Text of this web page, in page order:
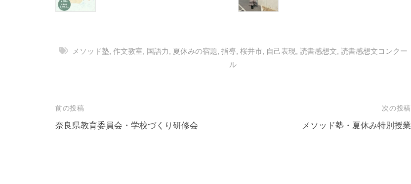
メソッド塾,作文教室, 国語力, 夏休みの宿題,指導,桜井市, 自己表現,読書感想文,読書感想文コンクー
ル
投
稿
前の投稿
奈良県教育委員会・学校づくり研修会
次の投稿
メソッド塾・夏休み特別授業